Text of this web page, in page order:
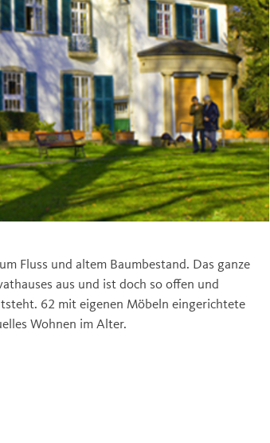
Fluss und altem Baumbestand. Das ganze
aus und ist doch so offen und
62 mit eigenen Möbeln eingerichtete
Wohnen im Alter.